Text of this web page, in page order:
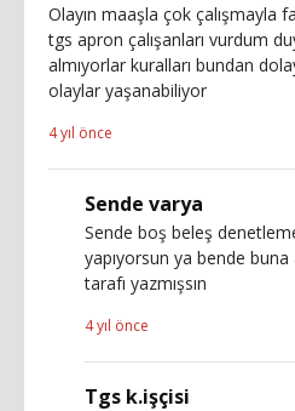
Olayın maaşla çok çalışmayla
tgs apron çalışanları vurdum
almıyorlar kuralları bundan
olaylar yaşanabiliyor
4 yıl önce
Sende varya
Sende boş beleş
yapıyorsun ya bende
tarafı yazmışsın
4 yıl önce
Tgs k.işçisi